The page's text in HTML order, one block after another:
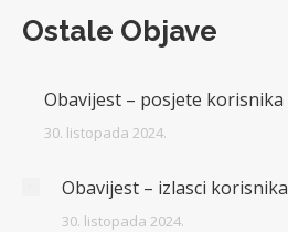
Ostale Objave
Obavijest – posjete korisnika
30. listopada 2024.
Obavijest – izlasci korisnika
30. listopada 2024.